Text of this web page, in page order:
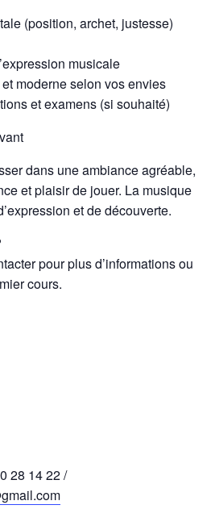
(position, archet, justesse)
musicale
moderne selon vos envies
et examens (si souhaité)
dans une ambiance agréable,
et plaisir de jouer. La musique
et de découverte.
pour plus d’informations ou
cours.
28 14 22 /